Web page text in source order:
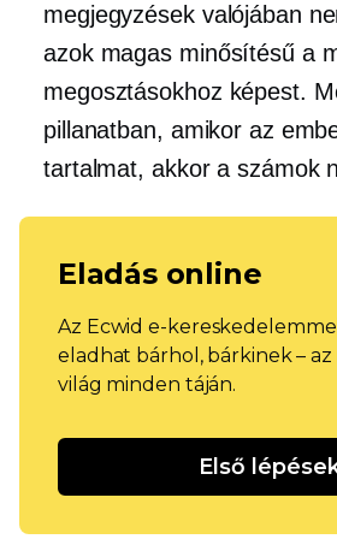
megjegyzések valójában
azok magas minősítésűa
megosztásokhoz képest.
pillanatban, amikor az
tartalmat, akkor a számok
Eladás online
Az Ecwid e-
eladhat bárhol, bárkinek –
világ minden táján.
Első